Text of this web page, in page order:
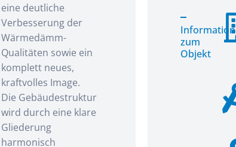
eine deutliche
Verbesserung der
Wärmedämm-
Qualitäten sowie ein
komplett neues,
kraftvolles Image.
Die Gebäudestruktur
wird durch eine klare
Gliederung
harmonisch
Information
zum
Objekt